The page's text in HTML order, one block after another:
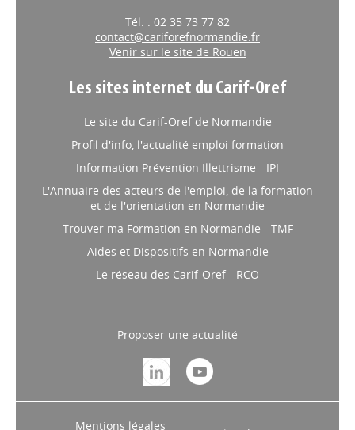
Tél. : 02 35 73 77 82
contact@cariforefnormandie.fr
Venir sur le site de Rouen
Les sites internet du Carif-Oref
Le site du Carif-Oref de Normandie
Profil d'info, l'actualité emploi formation
Information Prévention Illettrisme - IPI
L'Annuaire des acteurs de l'emploi, de la formation
et de l'orientation en Normandie
Trouver ma Formation en Normandie - TMF
Aides et Dispositifs en Normandie
Le réseau des Carif-Oref - RCO
Proposer une actualité
Mentions légales